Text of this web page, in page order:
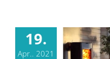
19.
Apr.. 2021